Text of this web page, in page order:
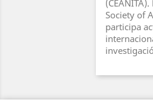
Society of
participa